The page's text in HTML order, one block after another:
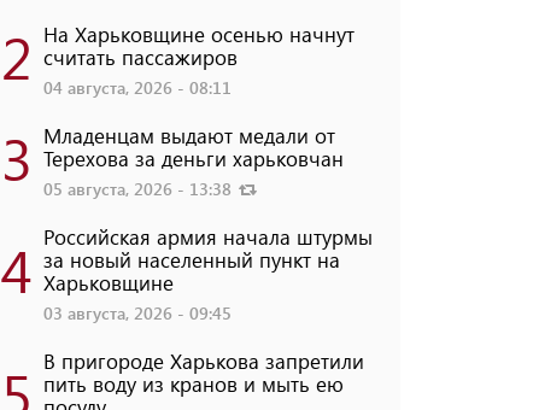
2 На Харьковщине осенью начнут
считать пассажиров
04 августа, 2026 - 08:11
3 Младенцам выдают медали от
Терехова за деньги харьковчан
05 августа, 2026 - 13:38
4 Российская армия начала штурмы
за новый населенный пункт на
Харьковщине
03 августа, 2026 - 09:45
5 В пригороде Харькова запретили
пить воду из кранов и мыть ею